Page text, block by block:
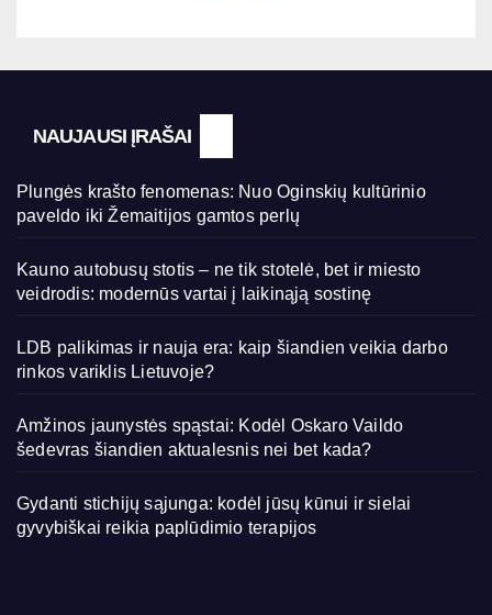
NAUJAUSI ĮRAŠAI
Plungės krašto fenomenas: Nuo Oginskių kultūrinio
paveldo iki Žemaitijos gamtos perlų
Kauno autobusų stotis – ne tik stotelė, bet ir miesto
veidrodis: modernūs vartai į laikinąją sostinę
LDB palikimas ir nauja era: kaip šiandien veikia darbo
rinkos variklis Lietuvoje?
Amžinos jaunystės spąstai: Kodėl Oskaro Vaildo
šedevras šiandien aktualesnis nei bet kada?
Gydanti stichijų sąjunga: kodėl jūsų kūnui ir sielai
gyvybiškai reikia paplūdimio terapijos